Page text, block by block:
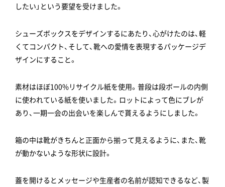
したい」という要望を受けました。
シューズボックスをデザインするにあたり、心がけたのは、軽
くてコンパクト、そして、靴への愛情を表現するパッケージデ
ザインにすること。
素材はほぼ100%リサイクル紙を使用。普段は段ボールの内側
に使われている紙を使いました。ロットによって色にブレが
あり、一期一会の出会いを楽しんで貰えるようにしました。
箱の中は靴がきちんと正面から揃って見えるように、また、靴
が動かないような形状に設計。
蓋を開けるとメッセージや生産者の名前が認知できるなど、製